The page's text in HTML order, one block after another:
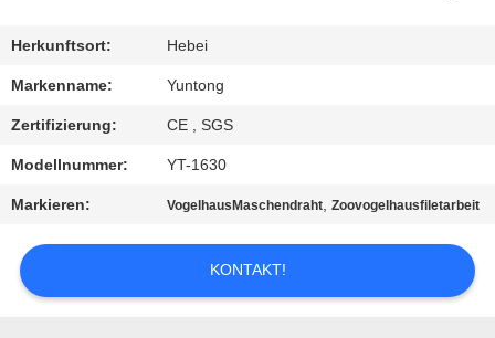
TRETEN
SIE
MIT
UNS
IN
NACHRICHTEN
Herkunftsort: Hebei
Markenname: Yuntong
Zertifizierung: CE , SGS
Modellnummer: YT-1630
Markieren: VogelhausMaschendraht,Zoovogelhausfiletarbeit
KONTAKT!